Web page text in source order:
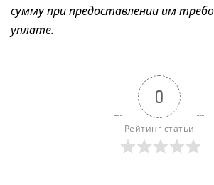
сумму при предоставлении им
уплате.
0
Рейтинг статьи